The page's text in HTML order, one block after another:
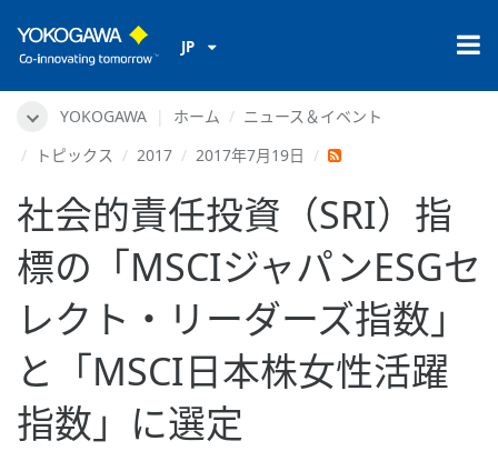
JP
YOKOGAWA ホーム
ニュース＆イベント
トピックス
2017 2017年7月19日
社会的責任投資（SRI）指
標の「MSCIジャパンESGセ
レクト・リーダーズ指数」
と「MSCI日本株女性活躍
指数」に選定